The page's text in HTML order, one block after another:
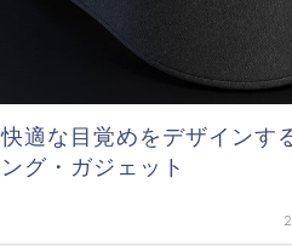
快適な目覚めをデザインす
ング・ガジェット